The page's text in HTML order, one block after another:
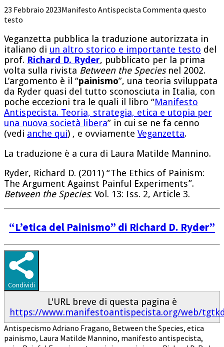
23 Febbraio 2023Manifesto Antispecista Commenta questo
testo
Veganzetta pubblica la traduzione autorizzata in
italiano di un altro storico e importante testo del
prof. Richard D. Ryder, pubblicato per la prima
volta sulla rivista Between the Speciesnel 2002.
L’argomento è il “painismo”, una teoria sviluppata
da Ryder quasi del tutto sconosciuta in Italia, con
poche eccezioni tra le quali il libro “Manifesto
Antispecista. Teoria, strategia, etica e utopia per
una nuova società libera” in cui se ne fa cenno
(vedi anche qui) , e ovviamente Veganzetta.
La traduzione è a cura di Laura Matilde Mannino.
Ryder, Richard D. (2011) “The Ethics of Painism:
The Argument Against Painful Experiments”.
Between the Species: Vol. 13: Iss. 2, Article 3.
“L’etica del Painismo” di Richard D. Ryder”
Condividi
L'URL breve di questa pagina è
https://www.manifestoantispecista.org/web/
Antispecismo Adriano Fragano, Between the Species, etica
painismo, Laura Matilde Mannino, manifesto antispecista,